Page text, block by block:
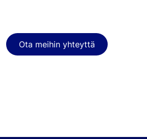
Ota meihin yhteyttä